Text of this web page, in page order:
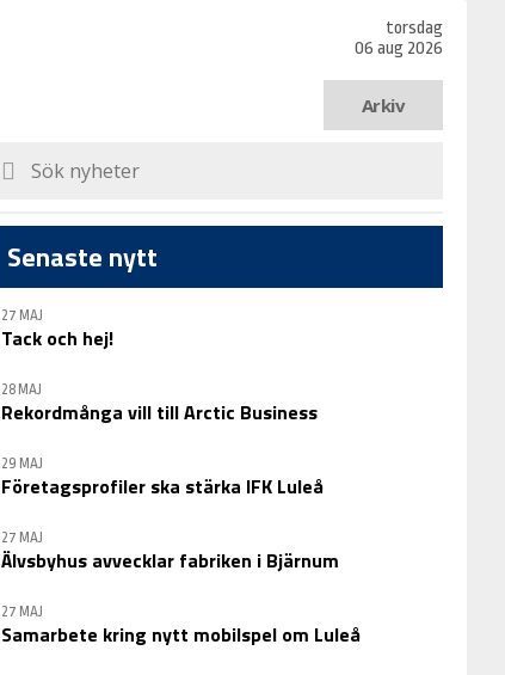
torsdag
06 aug 2026
Arkiv
Senaste nytt
27 MAJ
Tack och hej!
28 MAJ
Rekordmånga vill till Arctic Business
29 MAJ
Företagsprofiler ska stärka IFK Luleå
27 MAJ
Älvsbyhus avvecklar fabriken i Bjärnum
27 MAJ
Samarbete kring nytt mobilspel om Luleå